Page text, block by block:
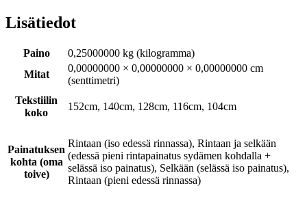
Lisätiedot
Paino
0,25000000 kg (kilogramma)
Mitat
0,00000000 × 0,00000000 × 0,00000000 cm
(senttimetri)
Tekstiilin
koko
152cm, 140cm, 128cm, 116cm, 104cm
Painatuksen
kohta (oma
toive)
Rintaan (iso edessä rinnassa), Rintaan ja selkään
(edessä pieni rintapainatus sydämen kohdalla +
selässä iso painatus), Selkään (selässä iso painatus),
Rintaan (pieni edessä rinnassa)